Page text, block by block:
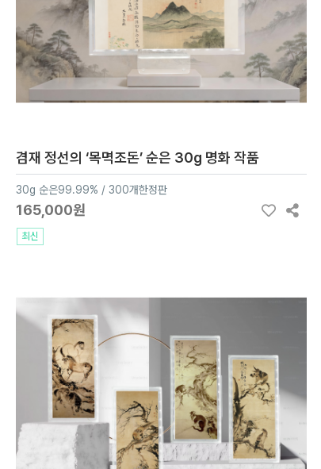
겸재 정선의 ‘목멱조돈’ 순은 30g 명화 작품
30g 순은99.99% / 300개한정판
165,000원
최신